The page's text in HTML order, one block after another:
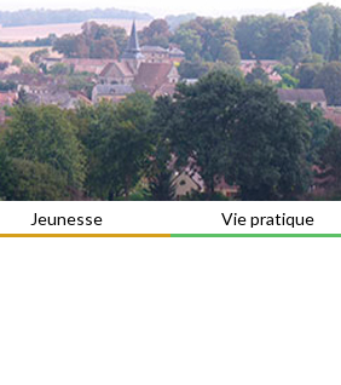
Jeunesse Vie pratique